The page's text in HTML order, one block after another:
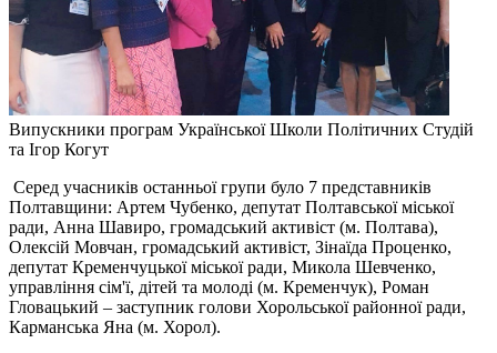
Випускники програм Української Школи Політичних Студій
та Ігор Когут
Серед учасників останньої групи було 7 представників
Полтавщини: Артем Чубенко, депутат Полтавської міської
ради, Анна Шавиро, громадський активіст (м. Полтава),
Олексій Мовчан, громадський активіст, Зінаїда Проценко,
депутат Кременчуцької міської ради, Микола Шевченко,
управління сім'ї, дітей та молоді (м. Кременчук), Роман
Гловацький – заступник голови Хорольської районної ради,
Карманська Яна (м. Хорол).